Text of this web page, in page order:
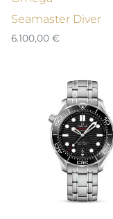
Seamaster Diver
6.100,00 €